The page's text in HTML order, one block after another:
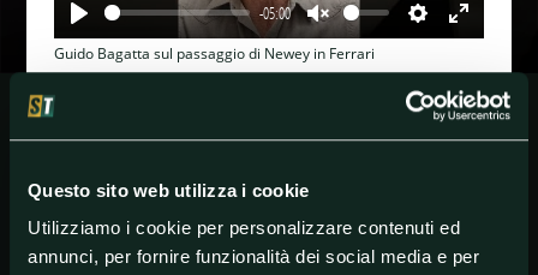
Questo sito web utilizza i cookie
Utilizziamo i cookie per personalizzare contenuti ed
annunci, per fornire funzionalità dei social media e per
-05:00
Unmute
Guido Bagatta sul passaggio di Newey in Ferrari